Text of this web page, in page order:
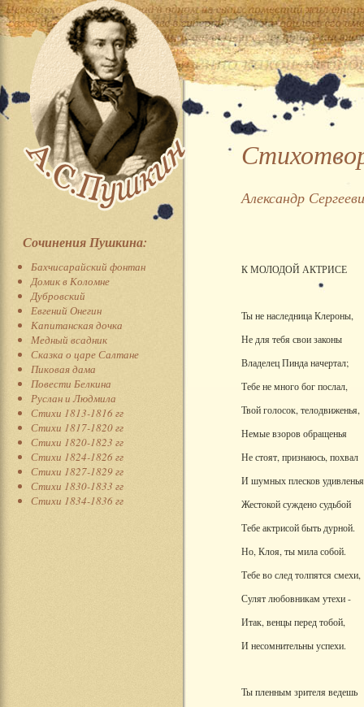
Сочинения Пушкина:
Бахчисарайский фонтан
Домик в Коломне
Дубровский
Евгений Онегин
Капитанская дочка
Медный всадник
Сказка о царе Салтане
Пиковая дама
Повести Белкина
Руслан и Людмила
Стихи 1813-1816 гг
Стихи 1817-1820 гг
Стихи 1820-1823 гг
Стихи 1824-1826 гг
Стихи 1827-1829 гг
Стихи 1830-1833 гг
Стихи 1834-1836 гг
Александр
К МОЛОДОЙ АКТРИСЕ
Ты не наследница Клероны,
Не для тебя свои законы
Владелец Пинда начертал;
Тебе не много бог послал,
Твой голосок, телодвиженья,
Немые взоров обращенья
Не стоят, признаюсь, похвал
И шумных плесков
Жестокой суждено судьбой
Тебе актрисой быть дурной.
Но, Клоя, ты мила собой.
Тебе во след толпятся смехи,
Сулят любовникам утехи -
Итак, венцы перед тобой,
И несомнительны успехи.
Ты пленным зрителя ведешь